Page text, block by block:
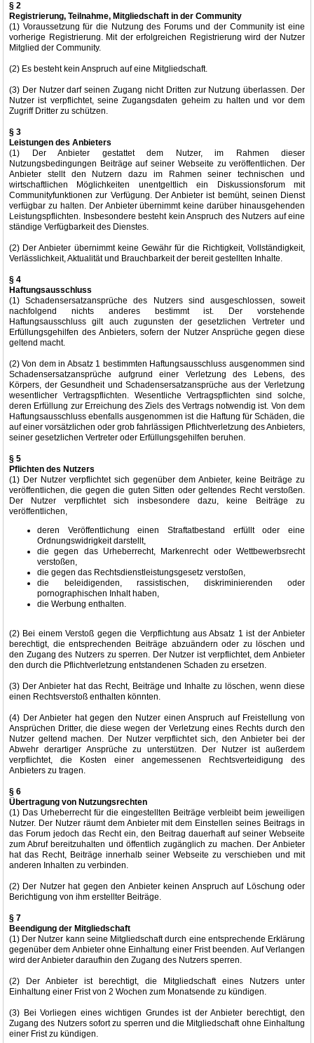
§ 2
Registrierung, Teilnahme, Mitgliedschaft in der Community
(1) Voraussetzung für die Nutzung des Forums und der Community ist eine
vorherige Registrierung. Mit der erfolgreichen Registrierung wird der Nutzer
Mitglied der Community.
(2) Es besteht kein Anspruch auf eine Mitgliedschaft.
(3) Der Nutzer darf seinen Zugang nicht Dritten zur Nutzung überlassen. Der
Nutzer ist verpflichtet, seine Zugangsdaten geheim zu halten und vor dem
Zugriff Dritter zu schützen.
§ 3
Leistungen des Anbieters
(1) Der Anbieter gestattet dem Nutzer, im Rahmen dieser
Nutzungsbedingungen Beiträge auf seiner Webseite zu veröffentlichen. Der
Anbieter stellt den Nutzern dazu im Rahmen seiner technischen und
wirtschaftlichen Möglichkeiten unentgeltlich ein Diskussionsforum mit
Communityfunktionen zur Verfügung. Der Anbieter ist bemüht, seinen Dienst
verfügbar zu halten. Der Anbieter übernimmt keine darüber hinausgehenden
Leistungspflichten. Insbesondere besteht kein Anspruch des Nutzers auf eine
ständige Verfügbarkeit des Dienstes.
(2) Der Anbieter übernimmt keine Gewähr für die Richtigkeit, Vollständigkeit,
Verlässlichkeit, Aktualität und Brauchbarkeit der bereit gestellten Inhalte.
§ 4
Haftungsausschluss
(1) Schadensersatzansprüche des Nutzers sind ausgeschlossen, soweit
nachfolgend nichts anderes bestimmt ist. Der vorstehende
Haftungsausschluss gilt auch zugunsten der gesetzlichen Vertreter und
Erfüllungsgehilfen des Anbieters, sofern der Nutzer Ansprüche gegen diese
geltend macht.
(2) Von dem in Absatz 1 bestimmten Haftungsausschluss ausgenommen sind
Schadensersatzansprüche aufgrund einer Verletzung des Lebens, des
Körpers, der Gesundheit und Schadensersatzansprüche aus der Verletzung
wesentlicher Vertragspflichten. Wesentliche Vertragspflichten sind solche,
deren Erfüllung zur Erreichung des Ziels des Vertrags notwendig ist. Von dem
Haftungsausschluss ebenfalls ausgenommen ist die Haftung für Schäden, die
auf einer vorsätzlichen oder grob fahrlässigen Pflichtverletzung des Anbieters,
seiner gesetzlichen Vertreter oder Erfüllungsgehilfen beruhen.
§ 5
Pflichten des Nutzers
(1) Der Nutzer verpflichtet sich gegenüber dem Anbieter, keine Beiträge zu
veröffentlichen, die gegen die guten Sitten oder geltendes Recht verstoßen.
Der Nutzer verpflichtet sich insbesondere dazu, keine Beiträge zu
veröffentlichen,
deren Veröffentlichung einen Straftatbestand erfüllt oder eine
Ordnungswidrigkeit darstellt,
die gegen das Urheberrecht, Markenrecht oder Wettbewerbsrecht
verstoßen,
die gegen das Rechtsdienstleistungsgesetz verstoßen,
die beleidigenden, rassistischen, diskriminierenden oder
pornographischen Inhalt haben,
die Werbung enthalten.
(2) Bei einem Verstoß gegen die Verpflichtung aus Absatz 1 ist der Anbieter
berechtigt, die entsprechenden Beiträge abzuändern oder zu löschen und
den Zugang des Nutzers zu sperren. Der Nutzer ist verpflichtet, dem Anbieter
den durch die Pflichtverletzung entstandenen Schaden zu ersetzen.
(3) Der Anbieter hat das Recht, Beiträge und Inhalte zu löschen, wenn diese
einen Rechtsverstoß enthalten könnten.
(4) Der Anbieter hat gegen den Nutzer einen Anspruch auf Freistellung von
Ansprüchen Dritter, die diese wegen der Verletzung eines Rechts durch den
Nutzer geltend machen. Der Nutzer verpflichtet sich, den Anbieter bei der
Abwehr derartiger Ansprüche zu unterstützen. Der Nutzer ist außerdem
verpflichtet, die Kosten einer angemessenen Rechtsverteidigung des
Anbieters zu tragen.
§ 6
Übertragung von Nutzungsrechten
(1) Das Urheberrecht für die eingestellten Beiträge verbleibt beim jeweiligen
Nutzer. Der Nutzer räumt dem Anbieter mit dem Einstellen seines Beitrags in
das Forum jedoch das Recht ein, den Beitrag dauerhaft auf seiner Webseite
zum Abruf bereitzuhalten und öffentlich zugänglich zu machen. Der Anbieter
hat das Recht, Beiträge innerhalb seiner Webseite zu verschieben und mit
anderen Inhalten zu verbinden.
(2) Der Nutzer hat gegen den Anbieter keinen Anspruch auf Löschung oder
Berichtigung von ihm erstellter Beiträge.
§ 7
Beendigung der Mitgliedschaft
(1) Der Nutzer kann seine Mitgliedschaft durch eine entsprechende Erklärung
gegenüber dem Anbieter ohne Einhaltung einer Frist beenden. Auf Verlangen
wird der Anbieter daraufhin den Zugang des Nutzers sperren.
(2) Der Anbieter ist berechtigt, die Mitgliedschaft eines Nutzers unter
Einhaltung einer Frist von 2 Wochen zum Monatsende zu kündigen.
(3) Bei Vorliegen eines wichtigen Grundes ist der Anbieter berechtigt, den
Zugang des Nutzers sofort zu sperren und die Mitgliedschaft ohne Einhaltung
einer Frist zu kündigen.